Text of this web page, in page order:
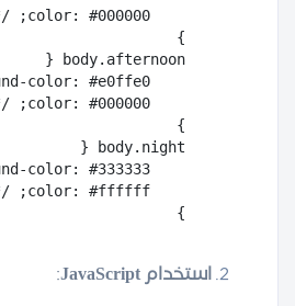
}
استخدام JavaScript :